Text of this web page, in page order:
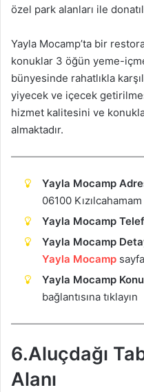
özel park alanları ile
Yayla Mocamp’ta bir
konuklar 3 öğün yeme-
bünyesinde rahatlıkla
yiyecek ve içecek
hizmet kalitesini ve
almaktadır.
Yayla Mocamp
06100 Kızılcahamam
Yayla Mocamp
Yayla Mocamp
Yayla Mocamp
Yayla Mocamp
bağlantısına tıklayın
6.Aluçdağı
Alanı